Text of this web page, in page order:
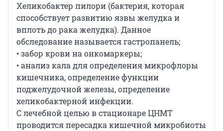
Хеликобактер пилори (бактерия, которая
способствует развитию язвы желудка и
вплоть до рака желудка). Данное
обследование называется гастропанель;
• забор крови на онкомаркеры;
• анализ кала для определения микрофлоры
кишечника, определение функции
поджелудочной железы, определение
хеликобактерной инфекции.
С лечебной целью в стационаре ЦНМТ
проводится пересадка кишечной микробиоты